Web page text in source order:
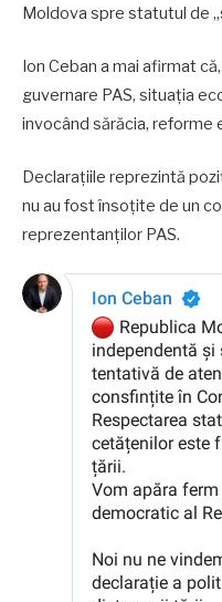
Moldova spre statutul de
Ion Ceban a mai afirmat
guvernare PAS, situația
invocând sărăcia, reforme
Declarațiile reprezintă
nu au fost însoțite de un
reprezentanților PAS.